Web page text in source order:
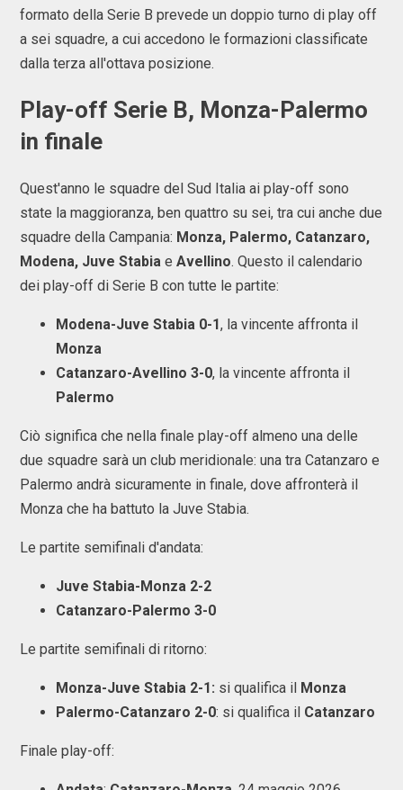
formato della Serie B prevede un doppio turno di play off
a sei squadre, a cui accedono le formazioni classificate
dalla terza all'ottava posizione.
Play-off Serie B, Monza-Palermo
in finale
Quest'anno le squadre del Sud Italia ai play-off sono
state la maggioranza, ben quattro su sei, tra cui anche due
squadre della Campania: Monza, Palermo, Catanzaro,
Modena, Juve Stabia e Avellino. Questo il calendario
dei play-off di Serie B con tutte le partite:
Modena-Juve Stabia 0-1, la vincente affronta il
Monza
Catanzaro-Avellino 3-0, la vincente affronta il
Palermo
Ciò significa che nella finale play-off almeno una delle
due squadre sarà un club meridionale: una tra Catanzaro e
Palermo andrà sicuramente in finale, dove affronterà il
Monza che ha battuto la Juve Stabia.
Le partite semifinali d'andata:
Juve Stabia-Monza 2-2
Catanzaro-Palermo 3-0
Le partite semifinali di ritorno:
Monza-Juve Stabia 2-1: si qualifica il Monza
Palermo-Catanzaro 2-0: si qualifica il Catanzaro
Finale play-off: